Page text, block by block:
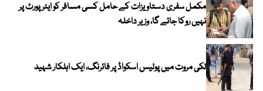
مکمل سفری دستاویزات کے حامل کسی مسافر کو ایئرپورٹ پر
نہیں روکا جائے گا، وزیر داخلہ
لکی مروت میں پولیس اسکواڈ پر فائرنگ، ایک اہلکار شہید